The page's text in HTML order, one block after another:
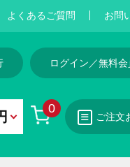
よくあるご質問 お問
ログイン／無料
0
ご注文